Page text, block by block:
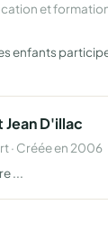
et
enfants
Jean D'illac
· Créée en 2006
...